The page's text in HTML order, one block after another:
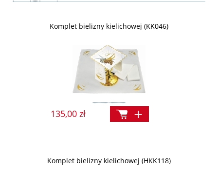
Komplet bielizny kielichowej (KK046)
135,00 zł
Komplet bielizny kielichowej (HKK118)